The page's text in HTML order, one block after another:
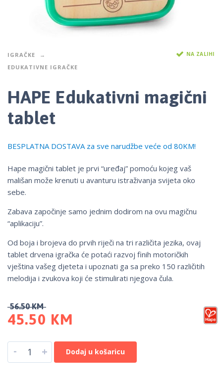
IGRAČKE
EDUKATIVNE IGRAČKE
NA ZALIHI
HAPE Edukativni magični
tablet
BESPLATNA DOSTAVA za sve narudžbe veće od 80KM!
Hape magični tablet je prvi “uređaj” pomoću kojeg vaš
mališan može krenuti u avanturu istraživanja svijeta oko
sebe.
Zabava započinje samo jednim dodirom na ovu magičnu
“aplikaciju”.
Od boja i brojeva do prvih riječi na tri različita jezika, ovaj
tablet drvena igračka će potaći razvoj finih motoričkih
vještina vašeg djeteta i upoznati ga sa preko 150 različitih
melodija i zvukova koji će stimulirati njegova čula.
56.50KM
45.50 KM
- + Dodaj u košaricu